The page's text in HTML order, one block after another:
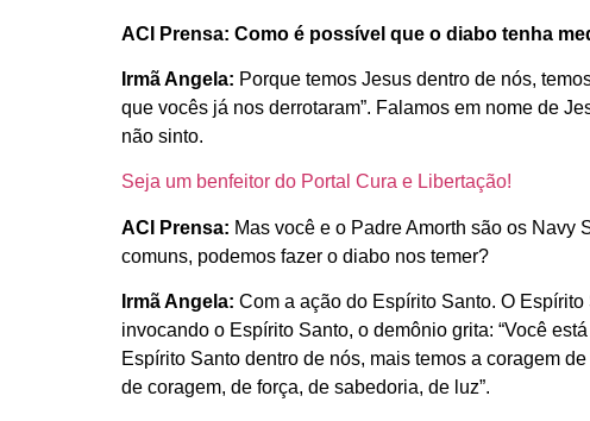
ACI Prensa: Como é possível que o diabo tenha
Irmã Angela: Porque temos Jesus dentro de nós,
que vocês já nos derrotaram”. Falamos em nome de
não sinto.
Seja um benfeitor do Portal Cura e Libertação!
ACI Prensa: Mas você e o Padre Amorth são os
comuns, podemos fazer o diabo nos temer?
Irmã Angela: Com a ação do Espírito Santo. O
invocando o Espírito Santo, o demônio grita: “Você
Espírito Santo dentro de nós, mais temos a coragem
de coragem, de força, de sabedoria, de luz”.